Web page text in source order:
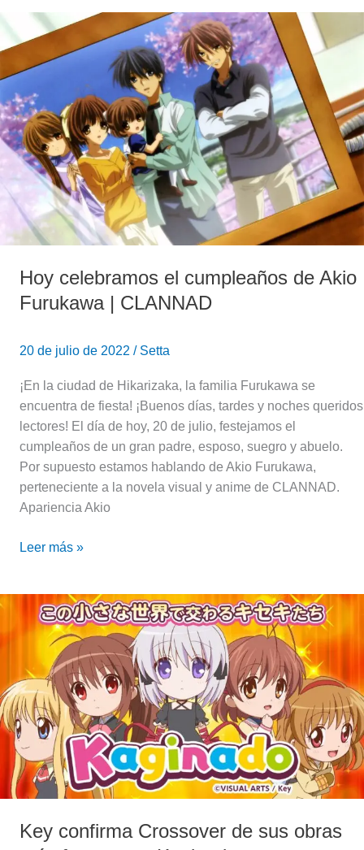
Hoy celebramos el cumpleaños de Akio
Furukawa | CLANNAD
20 de julio de 2022 / Setta
¡En la ciudad de Hikarizaka, la familia Furukawa se
encuentra de fiesta! ¡Buenos días, tardes y noches queridos
lectores! El día de hoy, 20 de julio, festejamos el
cumpleaños de un gran padre, esposo, suegro y abuelo.
Por supuesto estamos hablando de Akio Furukawa,
perteneciente a la novela visual y anime de CLANNAD.
Apariencia Akio
Hoy
celebramos
cumpleaños
de
Akio
Furukawa
|
CLANNAD
Leer más »
Key confirma Crossover de sus obras
Key
confirma
Crossover
sus
obras
más
famosas:
«Kaginado»